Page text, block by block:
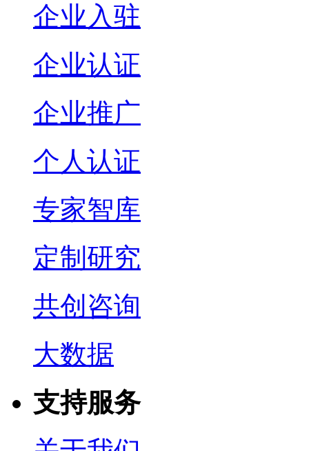
企业入驻
企业认证
企业推广
个人认证
专家智库
定制研究
共创咨询
大数据
支持服务